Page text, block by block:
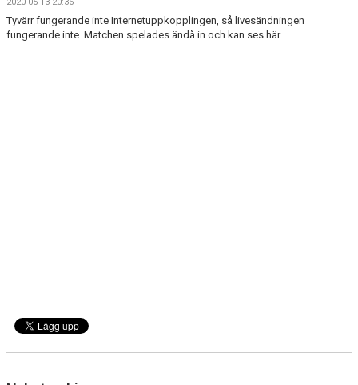
DOKUMENT
Tyvärr fungerande inte Internetuppkopplingen, så livesändningen
fungerande inte. Matchen spelades ändå in och kan ses här.